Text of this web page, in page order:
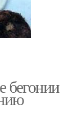
бегонии